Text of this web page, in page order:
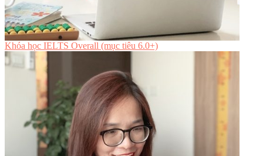
Khóa học IELTS Overall (mục tiêu 6.0+)